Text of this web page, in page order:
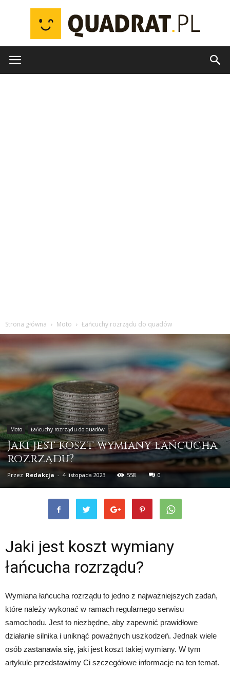
Strona główna Moto Łańcuchy rozrządu do quadów
Moto Łańcuchy rozrządu do quadów
Jaki jest koszt wymiany łańcucha
rozrządu?
Przez Redakcja - 4 listopada 2023 558 0
Jaki jest koszt wymiany
łańcucha rozrządu?
Wymiana łańcucha rozrządu to jedno z najważniejszych zadań,
które należy wykonać w ramach regularnego serwisu
samochodu. Jest to niezbędne, aby zapewnić prawidłowe
działanie silnika i uniknąć poważnych uszkodzeń. Jednak wiele
osób zastanawia się, jaki jest koszt takiej wymiany. W tym
artykule przedstawimy Ci szczegółowe informacje na ten temat.